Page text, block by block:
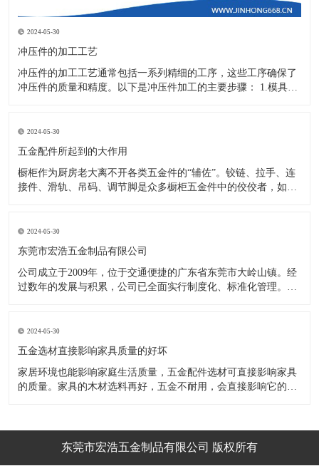
2024-05-30
冲压件的加工工艺
冲压件的加工工艺通常包括一系列精细的工序，这些工序确保了
冲压件的质量和精度。以下是冲压件加工的主要步骤： 1.模具设
开料与落料：在图纸上标注尺寸后，根据图纸要求选择合适的板
材。然
2024-05-30
五金配件所起到的大作用
橱柜作为厨房老大离不开各类五金件的“辅佐”。铰链、拉手、连
接件、滑轨、吊码、调节脚是众多橱柜五金件中的佼佼者，如果
调节脚，橱柜就像得了“软骨症”，站都站不直……五花八门的橱
柜五金件好
2024-05-30
东莞市宏浩五金制品有限公司
公司成立于2009年，位于交通便捷的广东省东莞市大岭山镇。经
过数年的发展与积累，公司已全面实行制度化、标准化管理。从
的改造创新，设计制造了一系列更加新颖、美观、更具时代潮流
的新
2024-05-30
五金选材直接影响家具质量的好坏
家居环境也能影响家庭生活质量，五金配件选材可直接影响家具
的质量。家具的木材选料再好，五金不耐用，会直接影响它的使
金、铝合金等。不同五金的加工工艺不同：钳工、表面涂覆处
理、焊接、机械加东莞市宏浩五金制品有限公司 版权所有